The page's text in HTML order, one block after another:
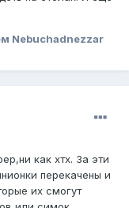
Nebuchadnezzar
как хтх. За эти
перекачены и
их смогут